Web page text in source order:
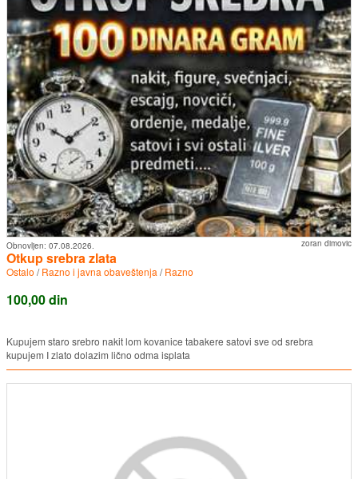
zoran dimovic
Obnovljen: 07.08.2026.
Otkup srebra zlata
Ostalo /Razno i javna obaveštenja /Razno
100,00 din
Kupujem staro srebro nakit lom kovanice tabakere satovi sve od srebra
kupujem I zlato dolazim lično odma isplata